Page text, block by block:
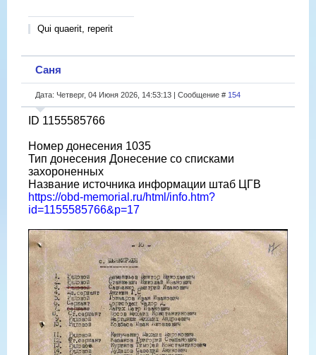
Qui quaerit, reperit
Саня
Дата: Четверг, 04 Июня 2026, 14:53:13 | Сообщение # 154
ID 1155585766
Номер донесения 1035
Тип донесения Донесение со списками
захороненных
Название источника информации штаб ЦГВ
https://obd-memorial.ru/html/info.htm?
id=1155585766&p=17